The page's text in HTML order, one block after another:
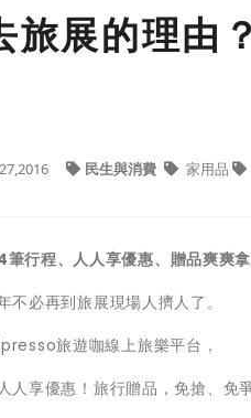
旅展的理由
民生與消費 家用品
行程、人人享優惠、贈品爽爽拿
必再到旅展現場人擠人了。
旅遊咖線上旅樂平台，
人享優惠！旅行贈品，免搶、免